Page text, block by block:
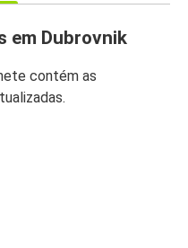
em Dubrovnik
contém as